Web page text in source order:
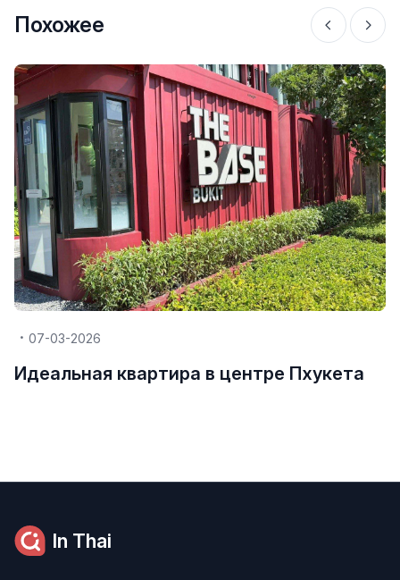
Похожее
07-03-2026
Идеальная квартира в центре Пхукета
In Thai